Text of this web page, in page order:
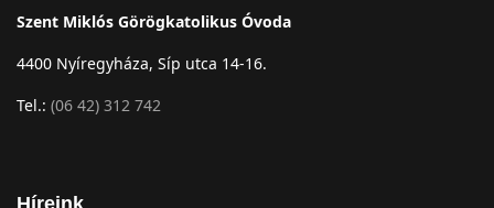
Szent Miklós Görögkatolikus Óvoda
4400 Nyíregyháza, Síp utca 14-16.
Tel.: (06 42) 312 742